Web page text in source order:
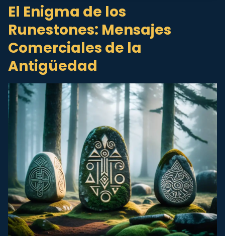
El Enigma de los
Runestones: Mensajes
Comerciales de la
Antigüedad